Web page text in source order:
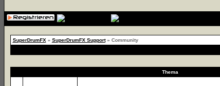
SuperDrumFX» SuperDrumFX Support» Community
Thema